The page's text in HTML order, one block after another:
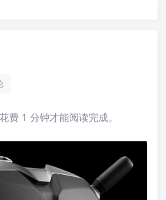
费 1 分钟才能阅读完成。